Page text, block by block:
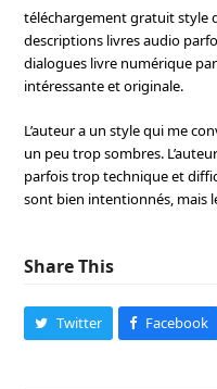
téléchargement gratuit style
descriptions livres audio
dialogues livre numérique
intéressante et originale.
L’auteur a un style qui me
un peu trop sombres.
parfois trop technique et
sont bien intentionnés, mais
Share This
Twitter Facebook